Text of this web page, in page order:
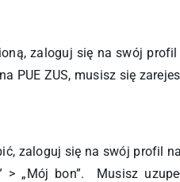
zaloguj się na swój profil
PUE ZUS, musisz się
zaloguj się na swój profil
> „Mój bon”. Musisz